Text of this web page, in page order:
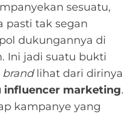
sesuatu,
pasti tak segan
dukungannya di
Ini jadi suatu bukti
brandlihat dari dirinya
influencer marketing.
kampanye yang